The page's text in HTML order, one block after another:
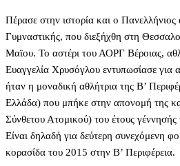
Πέρασε στην ιστορία και ο
Γυμναστικής, που διεξήχθη στη
Μαϊου. Το αστέρι του ΑΟΡΓ Βέροιας,
Ευαγγελία Χρυσόγλου εντυπωσίασε για
ήταν η μοναδική αθλήτρια της Β’
Ελλάδα) που μπήκε στην απονομή της
Σύνθετου Ατομικού) του έτους
Είναι δηλαδή για δεύτερη συνεχόμενη
κορασίδα του 2015 στην Β’ Περιφέρεια.